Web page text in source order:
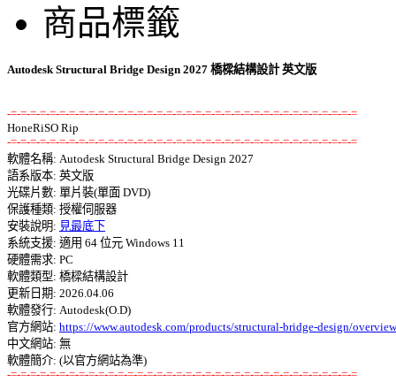
商品標籤
Autodesk Structural Bridge Design 2027 橋樑結構設計 英文版
-=-=-=-=-=-=-=-=-=-=-=-=-=-=-=-=-=-=-=-=-=-=-=-=-=-=-=-=-=-=-=-=-=-=-=-=
-=-=-=-=-=-=-=-=-=-=-=-=-=-=-=-=-=-=-=-=-=-=-=-=-=-=-=-=-=-=-=-=-=-=-=-=
軟體名稱: Autodesk Structural Bridge Design 2027
語系版本: 英文版
光碟片數: 單片裝(單面 DVD)
保護種類: 授權伺服器
安裝說明: 見最底下
系統支援: 適用 64 位元 Windows 11
硬體需求: PC
軟體類型: 橋樑結構設計
更新日期: 2026.04.06
軟體發行: Autodesk(O.D)
官方網站: https://www.autodesk.com/products/structural-bridge-design/overview
中文網站: 無
-=-=-=-=-=-=-=-=-=-=-=-=-=-=-=-=-=-=-=-=-=-=-=-=-=-=-=-=-=-=-=-=-=-=-=-=